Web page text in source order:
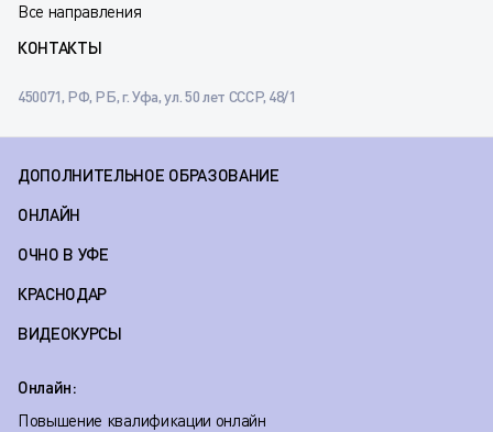
Все направления
КОНТАКТЫ
450071, РФ, РБ, г. Уфа, ул. 50 лет СССР, 48/1
ДОПОЛНИТЕЛЬНОЕ ОБРАЗОВАНИЕ
ОНЛАЙН
ОЧНО В УФЕ
КРАСНОДАР
ВИДЕОКУРСЫ
Онлайн:
Повышение квалификации онлайн